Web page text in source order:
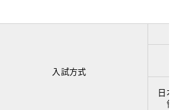
入試方式
日本
領